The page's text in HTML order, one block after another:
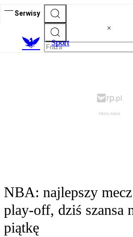
Serwisy
Sport
NBA: najlepszy
play-off, dziś szansa
piątkę